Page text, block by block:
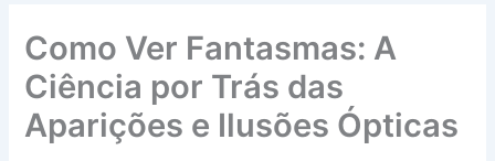
Como Ver Fantasmas: A
Ciência por Trás das
Aparições e Ilusões Ópticas